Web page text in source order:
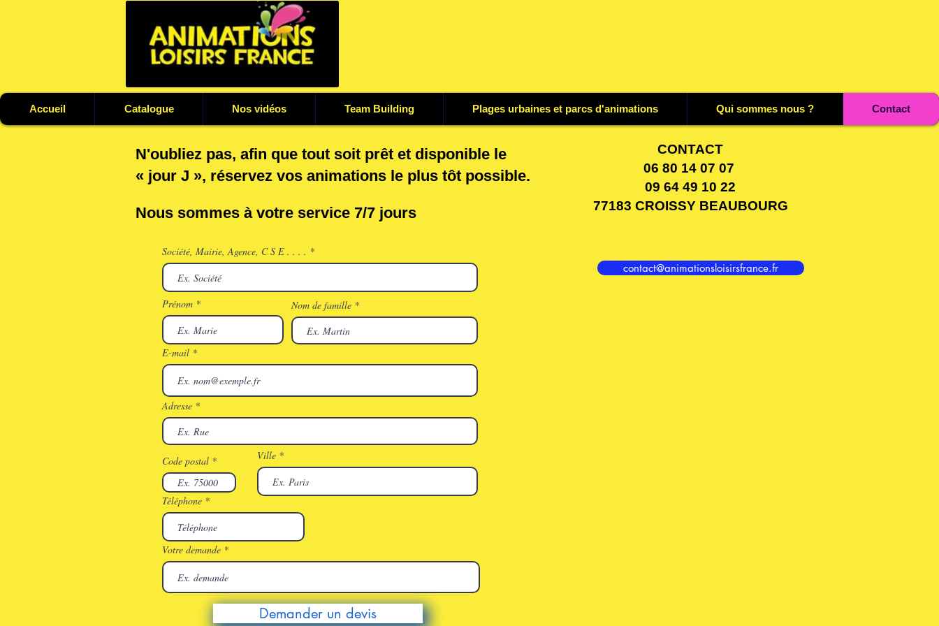
​N'oubliez pas, afin que tout soit prêt et disponible le
« jour J », réservez vos animations le plus tôt possible. ​
Nous sommes à votre service 7/7 jours
Société, Mairie, Agence, C S E . . . .
Prénom Nom de famille
E-mail
Adresse
Code postal Ville
Téléphone
Votre demande
Demander un devis
CONTACT
06 80 14 07 07
09 64 49 10 22
77183 CROISSY BEAUBOURG
contact@animationsloisirsfrance.fr
Accueil Catalogue Nos vidéos Team Building Plages urbaines et parcs d'animations Qui sommes nous ? Contact